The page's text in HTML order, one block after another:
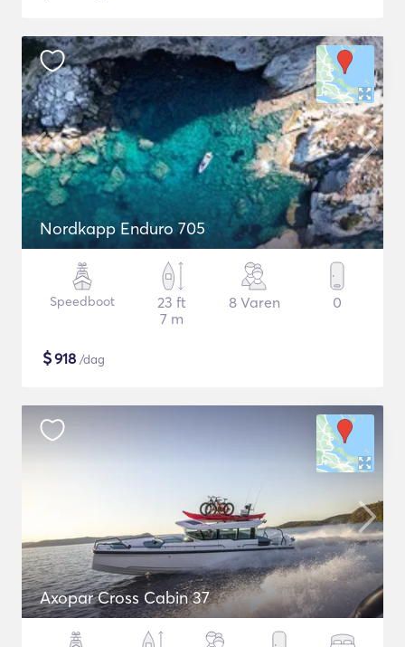
Nordkapp Enduro 705
Speedboot
23 ft
7 m
8 Varen 0
$918 /dag
Axopar Cross Cabin 37